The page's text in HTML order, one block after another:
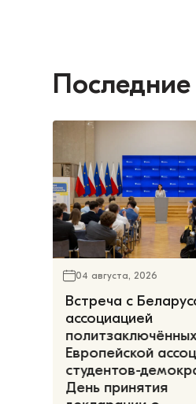
04 августа, 2026
Встреча с
ассоциацией
Европейской
студентов-
День принятия